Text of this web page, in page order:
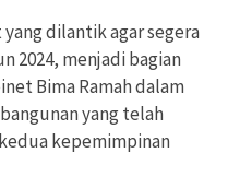
dilantik agar segera
2024, menjadi bagian
Bima Ramah dalam
yang telah
kepemimpinan